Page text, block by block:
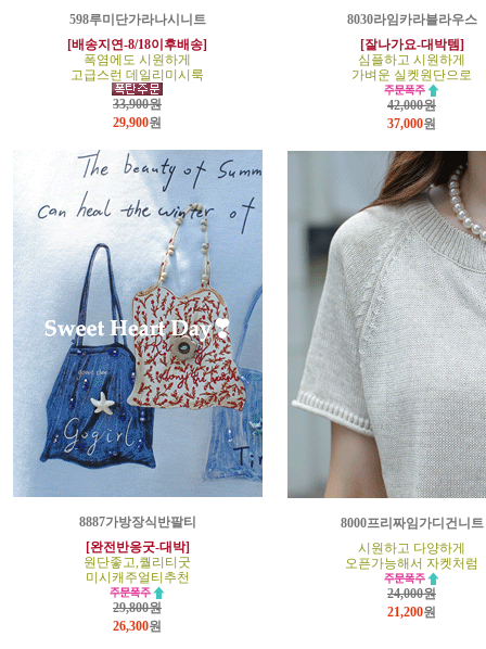
598루미단가라나시니트
[배송지연-8/18이후배송]
폭염에도 시원하게
고급스런 데일리미시룩
33,900원
29,900원
8030라임카라블라우스
[잘나가요-대박템]
심플하고 시원하게
가벼운 실켓원단으로
42,000원
37,000원
8887가방장식반팔티
[완전반응굿-대박]
원단좋고,퀄리티굿
미시캐주얼티추천
29,800원
26,300원
8000프리짜임가디건니트
시원하고 다양하게
오픈가능해서 자켓처럼
24,000원
21,200원